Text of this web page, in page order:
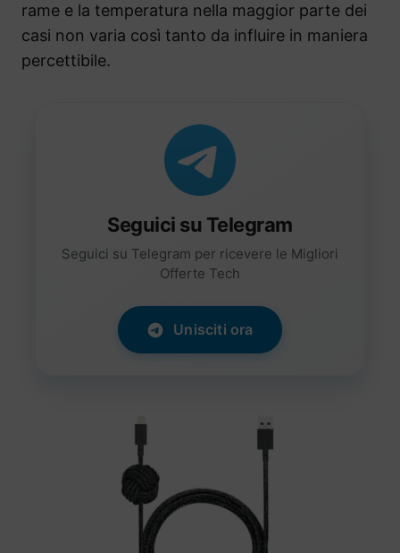
rame e la temperatura nella maggior parte dei
casi non varia così tanto da influire in maniera
percettibile.
Seguici su Telegram
Seguici su Telegram per ricevere le Migliori
Offerte Tech
Unisciti ora